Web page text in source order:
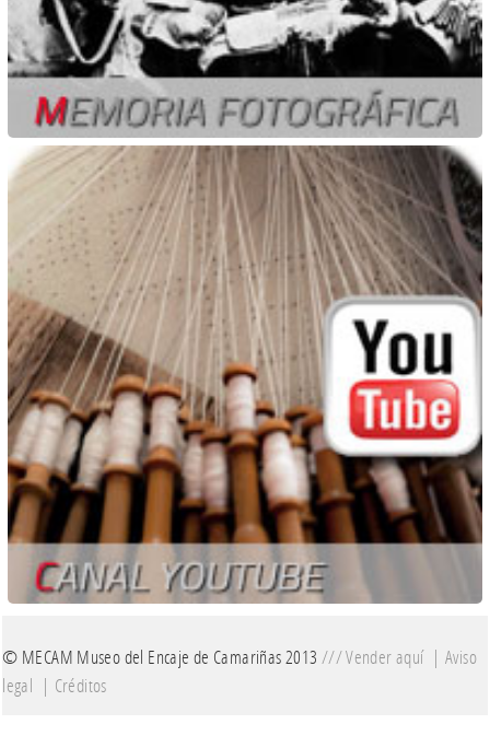
© MECAM Museo del Encaje de Camariñas 2013 ///Vender aquí|Aviso
legal | Créditos